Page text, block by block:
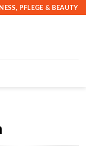
PFLEGE & BEAUTY